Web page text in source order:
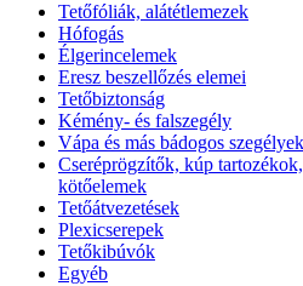
Tetőfóliák, alátétlemezek
Hófogás
Élgerincelemek
Eresz beszellőzés elemei
Tetőbiztonság
Kémény- és falszegély
Vápa és más bádogos szegélyek
Cseréprögzítők, kúp tartozékok,
kötőelemek
Tetőátvezetések
Plexicserepek
Tetőkibúvók
Egyéb